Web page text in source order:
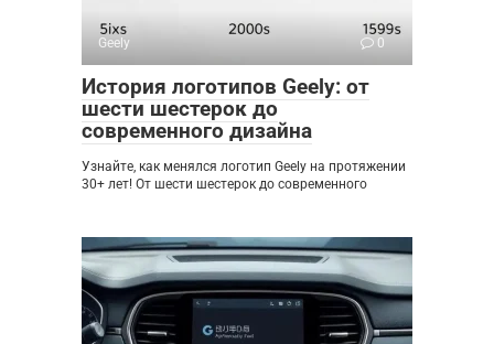
Geely 0
История логотипов Geely: от
шести шестерок до
современного дизайна
Узнайте, как менялся логотип Geely на протяжении
30+ лет! От шести шестерок до современного